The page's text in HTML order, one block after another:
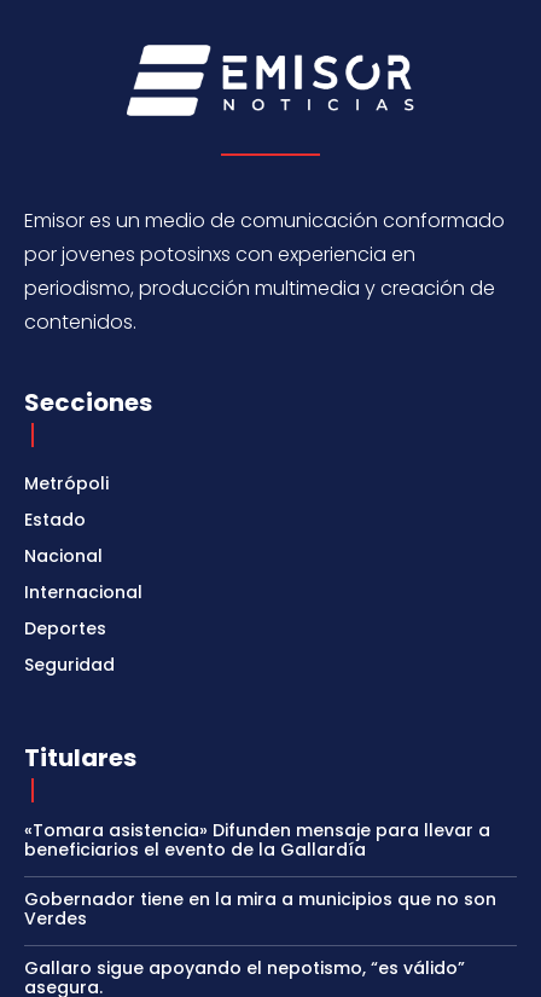
Emisor es un medio de comunicación conformado
por jovenes potosinxs con experiencia en
periodismo, producción multimedia y creación de
contenidos.
Secciones
Metrópoli
Estado
Nacional
Internacional
Deportes
Seguridad
Titulares
«Tomara asistencia» Difunden mensaje para llevar a
beneficiarios el evento de la Gallardía
Gobernador tiene en la mira a municipios que no son
Verdes
Gallaro sigue apoyando el nepotismo, “es válido”
asegura.